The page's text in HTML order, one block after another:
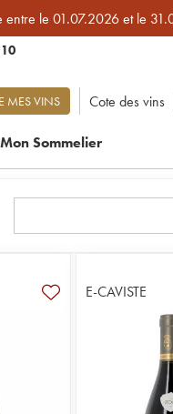
entre le 01.07.2026 et le
MES VINS Cote des vins
Mon Sommelier
E-CAVISTE